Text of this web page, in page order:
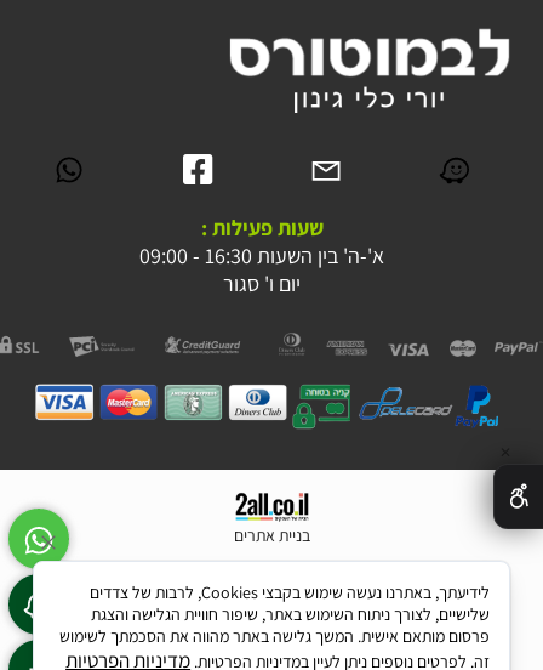
שעות פעילות :
א'-ה' בין השעות 16:30 - 09:00
יום ו' סגור
בניית אתרים
לידיעתך, באתרנו נעשה שימוש בקבצי Cookies, לרבות של צדדים
שלישיים, לצורך ניתוח השימוש באתר, שיפור חוויית הגלישה והצגת
פרסום מותאם אישית. המשך גלישה באתר מהווה את הסכמתך לשימוש
זה. לפרטים נוספים ניתן לעיין במדיניות הפרטיות. מדיניות הפרטיות